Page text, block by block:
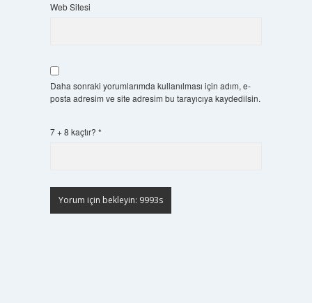
Web Sitesi
Daha sonraki yorumlarımda kullanılması için adım, e-
posta adresim ve site adresim bu tarayıcıya kaydedilsin.
7 + 8 kaçtır? *